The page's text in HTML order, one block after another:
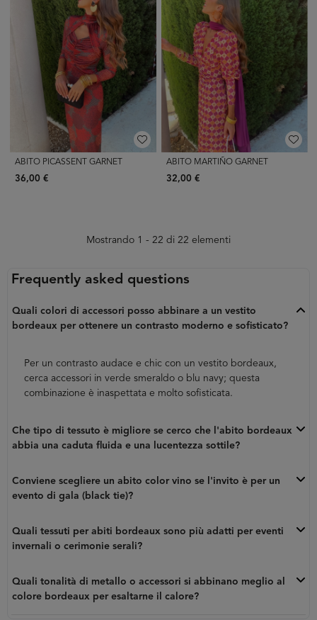
ABITO PICASSENT GARNET
36,00 €
ABITO MARTIÑO GARNET
32,00 €
Mostrando 1 - 22 di 22 elementi
Frequently asked questions
Quali colori di accessori posso abbinare a un vestito
bordeaux per ottenere un contrasto moderno e sofisticato?
Per un contrasto audace e chic con un vestito bordeaux,
cerca accessori in verde smeraldo o blu navy; questa
combinazione è inaspettata e molto sofisticata.
Che tipo di tessuto è migliore se cerco che l'abito bordeaux
abbia una caduta fluida e una lucentezza sottile?
Conviene scegliere un abito color vino se l'invito è per un
evento di gala (black tie)?
Quali tessuti per abiti bordeaux sono più adatti per eventi
invernali o cerimonie serali?
Quali tonalità di metallo o accessori si abbinano meglio al
colore bordeaux per esaltarne il calore?